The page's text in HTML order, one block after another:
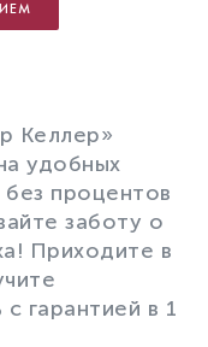
Келлер»
удобных
процентов
заботу о
Приходите в
гарантией в 1